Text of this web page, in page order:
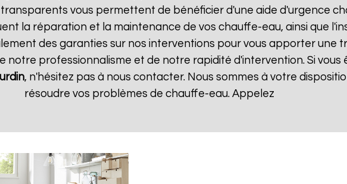
vous permettent de bénéficier d'une aide d'urgence
la réparation et la maintenance de vos chauffe-eau, ainsi que
des garanties sur nos interventions pour vous apporter une
notre professionnalisme et de notre rapidité d'intervention. Si vous
, n'hésitez pas à nous contacter. Nous sommes à votre
résoudre vos problèmes de chauffe-eau. Appelez